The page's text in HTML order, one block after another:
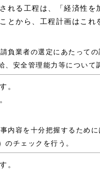
れる工程は、「経済性を
とから、工程計画はこれ
負業者の選定にあたって
、安全管理能力等について
。
内容を十分把握するため
のチェックを行う。
。